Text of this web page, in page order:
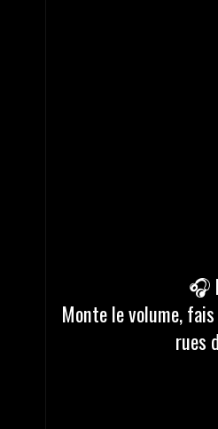
🎧
Monte le volume,
rues